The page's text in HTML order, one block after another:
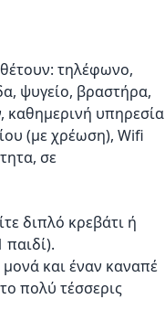
τηλέφωνο,
ψυγείο, βραστήρα,
καθημερινή υπηρεσία
(με χρέωση), Wifi
σε
διπλό κρεβάτι ή
και έναν καναπέ
πολύ τέσσερις